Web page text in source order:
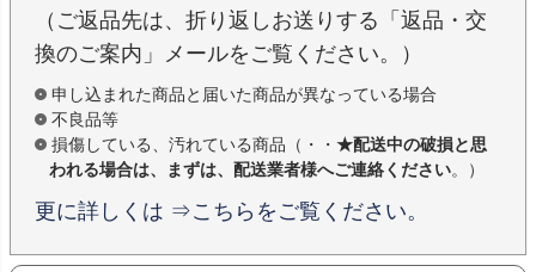
（ご返品先は、折り返しお送りする「返品・交
換のご案内」メールをご覧ください。）
申し込まれた商品と届いた商品が異なっている場合
不良品等
損傷している、汚れている商品（・・ ★配送中の破損と思
われる場合は、まずは、配送業者様へご連絡ください。）
更に詳しくは ⇒こちらをご覧ください。